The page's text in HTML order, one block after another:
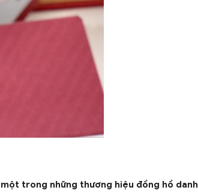
một trong những thương hiệu đồng hồ danh